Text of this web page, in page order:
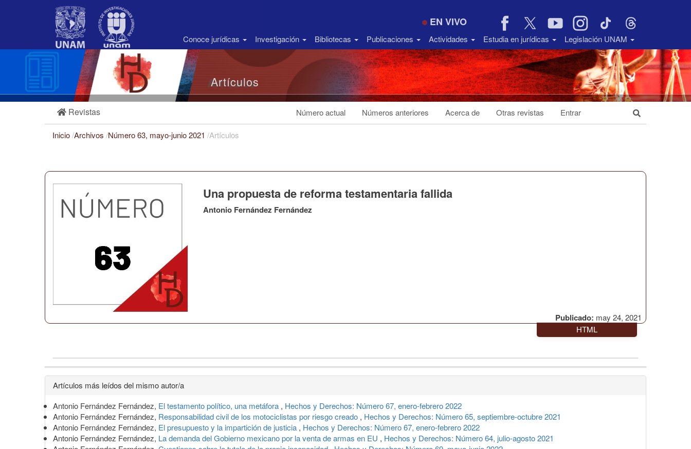
Barra
EN VIVO
Conoce jurídicas Investigación Bibliotecas Publicaciones Actividades Estudia en jurídicas Legislación UNAM
Artículos
Revistas Número actual Números anteriores Acerca de Otras revistas Entrar
Inicio/Archivos /Número 63, mayo-junio 2021 /Artículos
Publicado: may 24, 2021
Una propuesta de reforma testamentaria fallida
Antonio Fernández Fernández
HTML
Detalles
del
artículo
Artículos más leídos del mismo autor/a
Antonio Fernández Fernández, El testamento político, una metáfora , Hechos y Derechos: Número 67, enero-febrero 2022
Antonio Fernández Fernández, Responsabilidad civil de los motociclistas por riesgo creado , Hechos y Derechos: Número 65, septiembre-octubre 2021
Antonio Fernández Fernández, El presupuesto y la impartición de justicia , Hechos y Derechos: Número 67, enero-febrero 2022
Antonio Fernández Fernández, La demanda del Gobierno mexicano por la venta de armas en EU , Hechos y Derechos: Número 64, julio-agosto 2021